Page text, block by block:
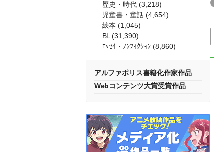
歴史・時代 (3,218)
児童書・童話 (4,654)
絵本 (1,045)
BL (31,390)
ｴｯｾｲ・ﾉﾝﾌｨｸｼｮﾝ (8,860)
アルファポリス書籍化作家作品
Webコンテンツ大賞受賞作品